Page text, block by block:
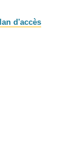
d'accès